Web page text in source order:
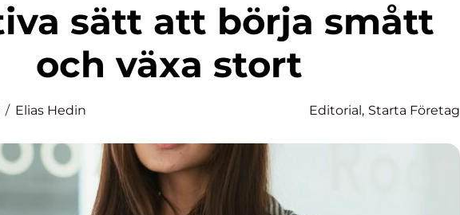
och växa stort
Elias Hedin Editorial, Starta Företag